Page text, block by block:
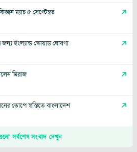
ম্যাচ ৫ সেপ্টেম্বর
জন্য ইংল্যান্ড স্কোয়াড ঘোষণা
মিরাজ
তোপে স্বস্তিতে বাংলাদেশ
সর্বশেষ সংবাদ দেখুন